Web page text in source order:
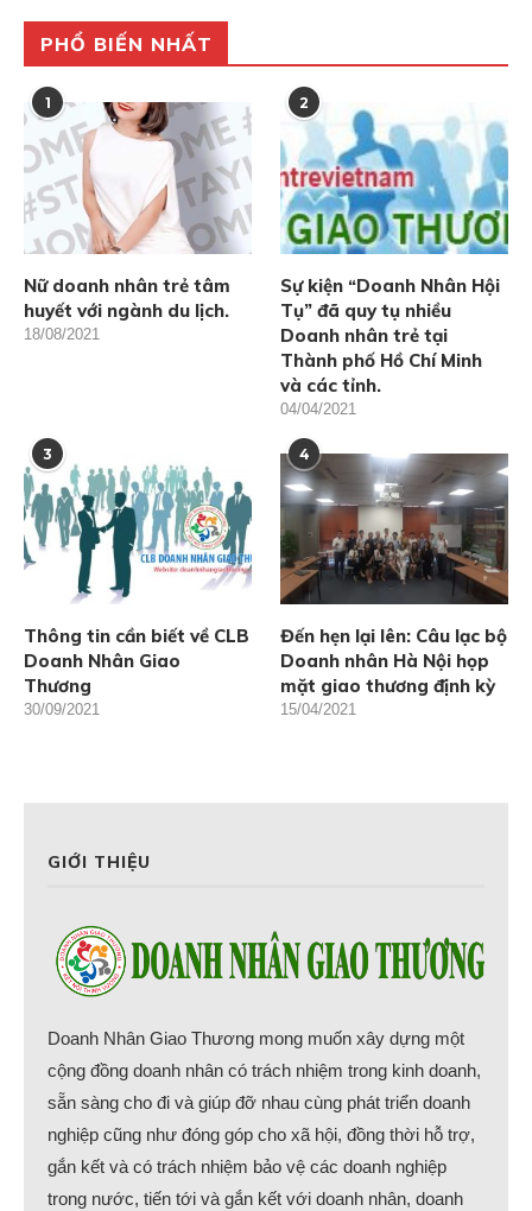
PHỔ BIẾN NHẤT
1
Nữ doanh nhân trẻ tâm
huyết với ngành du lịch.
18/08/2021
2
Sự kiện “Doanh Nhân Hội
Tụ” đã quy tụ nhiều
Doanh nhân trẻ tại
Thành phố Hồ Chí Minh
và các tỉnh.
04/04/2021
3
Thông tin cần biết về CLB
Doanh Nhân Giao
Thương
30/09/2021
4
Đến hẹn lại lên: Câu lạc bộ
Doanh nhân Hà Nội họp
mặt giao thương định kỳ
15/04/2021
GIỚI THIỆU
Doanh Nhân Giao Thương mong muốn xây dựng một
cộng đồng doanh nhân có trách nhiệm trong kinh doanh,
sẵn sàng cho đi và giúp đỡ nhau cùng phát triển doanh
nghiệp cũng như đóng góp cho xã hội, đồng thời hỗ trợ,
gắn kết và có trách nhiệm bảo vệ các doanh nghiệp
trong nước, tiến tới và gắn kết với doanh nhân, doanh